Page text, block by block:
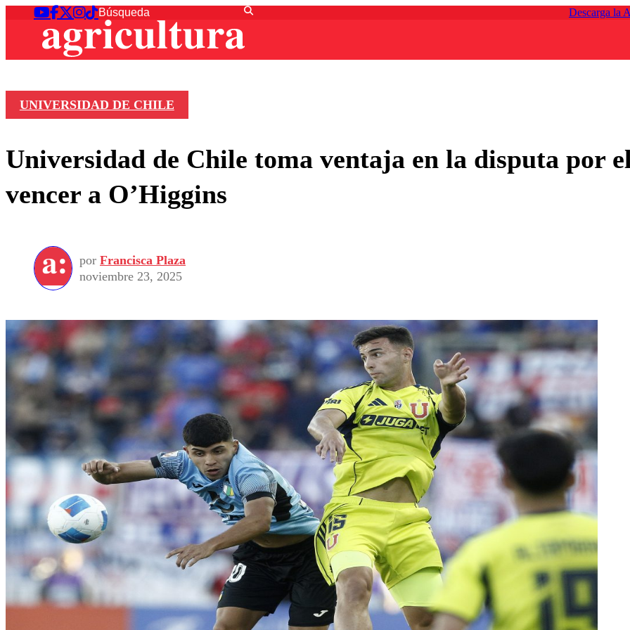
Descarga la
UNIVERSIDAD DE CHILE
Universidad de Chile toma ventaja en la disputa por
vencer a O’Higgins
por Francisca Plaza
noviembre 23, 2025